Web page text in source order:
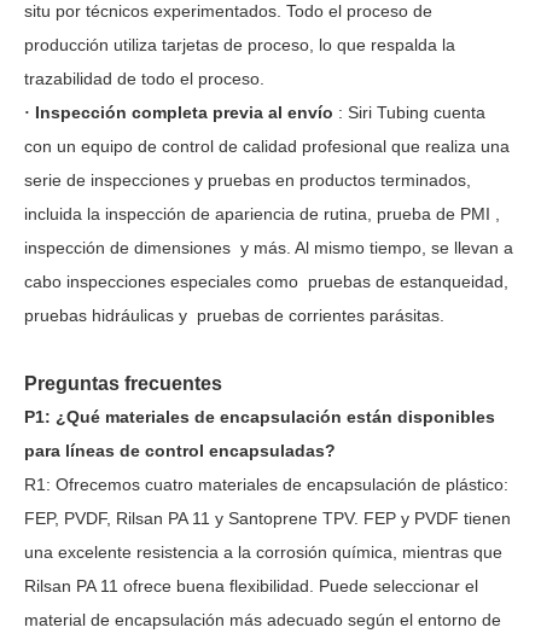
situ por técnicos experimentados. Todo el proceso de
producción utiliza tarjetas de proceso, lo que respalda la
trazabilidad de todo el proceso.
· Inspección completa previa al envío : Siri Tubing cuenta
con un equipo de control de calidad profesional que realiza una
serie de inspecciones y pruebas en productos terminados,
incluida la inspección de apariencia de rutina, prueba de PMI
inspección de dimensiones y más. Al mismo tiempo, se llevan a
cabo inspecciones especiales como pruebas de estanqueidad,
pruebas hidráulicas y pruebas de corrientes parásitas.
Preguntas frecuentes
P1: ¿Qué materiales de encapsulación están disponibles
para líneas de control encapsuladas?
R1: Ofrecemos cuatro materiales de encapsulación de plástico:
FEP, PVDF, Rilsan PA 11 y Santoprene TPV. FEP y PVDF tienen
una excelente resistencia a la corrosión química, mientras que
Rilsan PA 11 ofrece buena flexibilidad. Puede seleccionar el
material de encapsulación más adecuado según el entorno de